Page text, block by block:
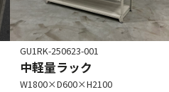
GU1RK-250623-001
中軽量ラック
W1800×D600×H2100